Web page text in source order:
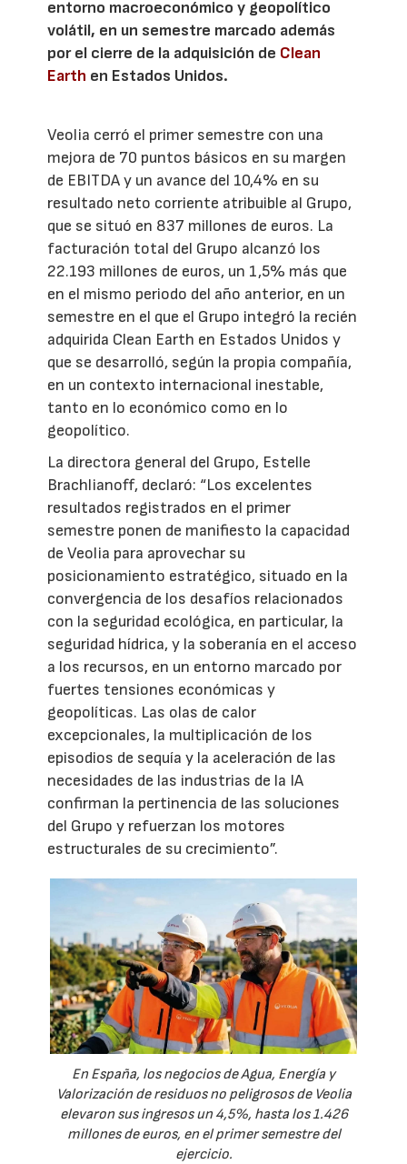
entorno macroeconómico y geopolítico
volátil, en un semestre marcado además
por el cierre de la adquisición de Clean
Earth en Estados Unidos.
Veolia cerró el primer semestre con una
mejora de 70 puntos básicos en su margen
de EBITDA y un avance del 10,4% en su
resultado neto corriente atribuible al Grupo,
que se situó en 837 millones de euros. La
facturación total del Grupo alcanzó los
22.193 millones de euros, un 1,5% más que
en el mismo periodo del año anterior, en un
semestre en el que el Grupo integró la recién
adquirida Clean Earth en Estados Unidos y
que se desarrolló, según la propia compañía,
en un contexto internacional inestable,
tanto en lo económico como en lo
geopolítico.
La directora general del Grupo, Estelle
Brachlianoff, declaró: “Los excelentes
resultados registrados en el primer
semestre ponen de manifiesto la capacidad
de Veolia para aprovechar su
posicionamiento estratégico, situado en la
convergencia de los desafíos relacionados
con la seguridad ecológica, en particular, la
seguridad hídrica, y la soberanía en el acceso
a los recursos, en un entorno marcado por
fuertes tensiones económicas y
geopolíticas. Las olas de calor
excepcionales, la multiplicación de los
episodios de sequía y la aceleración de las
necesidades de las industrias de la IA
confirman la pertinencia de las soluciones
del Grupo y refuerzan los motores
estructurales de su crecimiento”.
En España, los negocios de Agua, Energía y
Valorización de residuos no peligrosos de Veolia
elevaron sus ingresos un 4,5%, hasta los 1.426
millones de euros, en el primer semestre del
ejercicio.